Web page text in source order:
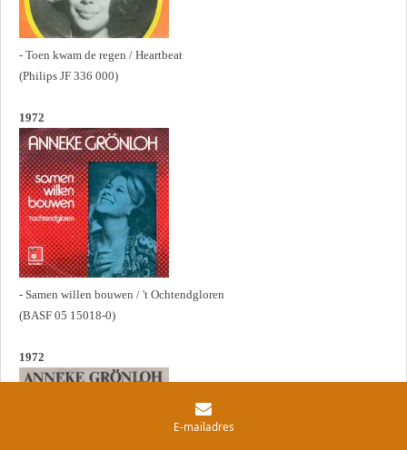
- Toen kwam de regen / Heartbeat
(Philips JF 336 000)
1972
- Samen willen bouwen / 't Ochtendgloren
(BASF 05 15018-0)
1972
E-mailadres